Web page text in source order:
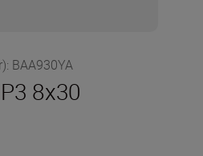
: BAA930YA
8x30